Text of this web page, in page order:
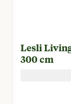
Lesli Living Gemini -
300 cm